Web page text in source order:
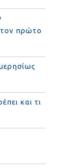
πρώτο
και τι